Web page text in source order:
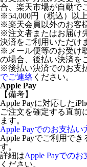
合、楽天市場が自動で
※54,000円（税込）以
※楽天会員以外のお客
※注文者またはお届け
決済をご利用いただけ
※メール便等のお受け
の場合、後払い決済を
※後払い決済でのお支
でご連絡 ください。
Apple Pay
【備考】
Apple Payに対応した
ご注文を確定する直前
ます。
Apple Payでのお支払い
Apple Payでご利用で
す。
詳細はApple Payでの
ください。